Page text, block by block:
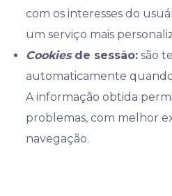
com os interesses do
um serviço mais
Cookiesde sessão: são
automaticamente
A informação obtida
problemas, com melhor
navegação.